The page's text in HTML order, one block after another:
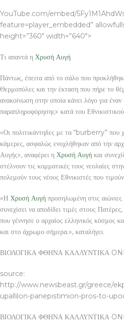
YouTube.com/embed/
feature=player_embedded”
height=”360″ width=”640″>
Τι απαντά η Χρυσή Αυγή
Πάντως, έπειτα από το σάλο που
Θερμοπύλες και την έκταση που πήρε το
ανακοίνωση στην οποία κάνει λόγο για
παραπληροφόρησης» κατά του
«Οι πολιτικάντηδες με τα “burberry” που
κάμερες, ασφαλώς ενοχλήθηκαν από την
Αυγής», αναφέρει η Χρυσή Αυγή και
στέλνουν τις κομματικές τους νεολαίες
πολεμούν τους νέους Εθνικιστές που
«Η Χρυσή Αυγή προσηλωμένη στις
συνεχίσει να αποδίδει τιμές στους
που γέννησε ο αρχαίος ελληνικός κόσμος
και στο άχρωμο σήμερα.», καταλήγει.
ΒΙΟΛΟΓΙΚΑ ΦΘΗΝΑ ΚΑΛΛΥΝΤΙΚΑ
source:
http://www.newsbeast.gr/greece/
upallilon-panepistimion-pros-to-
ΒΙΟΛΟΓΙΚΑ ΦΘΗΝΑ ΚΑΛΛΥΝΤΙΚΑ